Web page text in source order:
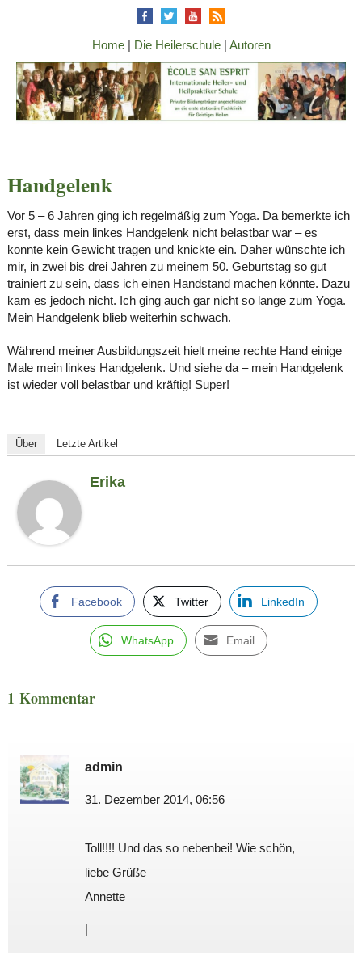
Home| Die Heilerschule| Autoren
Handgelenk
Vor 5 – 6 Jahren ging ich regelmäßig zum Yoga. Da bemerkte ich
erst, dass mein linkes Handgelenk nicht belastbar war – es
konnte kein Gewicht tragen und knickte ein. Daher wünschte ich
mir, in zwei bis drei Jahren zu meinem 50. Geburtstag so gut
trainiert zu sein, dass ich einen Handstand machen könnte. Dazu
kam es jedoch nicht. Ich ging auch gar nicht so lange zum Yoga.
Mein Handgelenk blieb weiterhin schwach.
Während meiner Ausbildungszeit hielt meine rechte Hand einige
Male mein linkes Handgelenk. Und siehe da – mein Handgelenk
ist wieder voll belastbar und kräftig! Super!
Über Letzte Artikel
Erika
Facebook Twitter LinkedIn
WhatsApp Email
1 Kommentar
admin
31. Dezember 2014, 06:56
Toll!!!! Und das so nebenbei! Wie schön,
liebe Grüße
Annette
|